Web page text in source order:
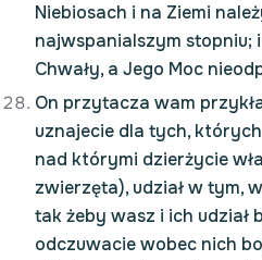
Niebiosach i na Ziemi
najwspanialszym stopniu; i
Chwały, a Jego Moc
On przytacza wam
uznajecie dla tych,
nad którymi dzierżycie
zwierzęta), udział w tym,
tak żeby wasz i ich udział
odczuwacie wobec nich